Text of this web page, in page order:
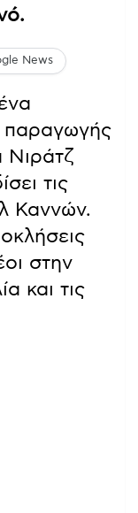
News
παραγωγής
Νιράτζ
τις
Καννών.
στην
και τις